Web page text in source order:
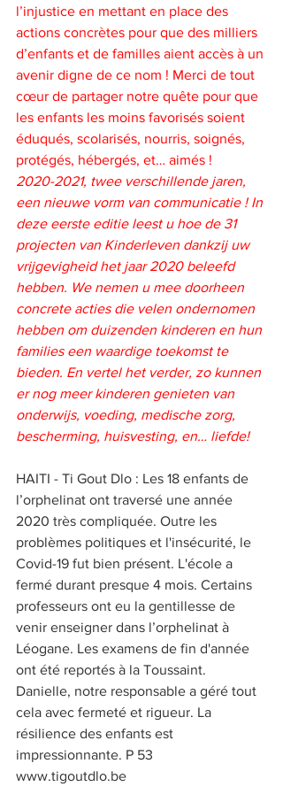
l’injustice en mettant en place des
actions concrètes pour que des milliers
d’enfants et de familles aient accès à un
avenir digne de ce nom ! Merci de tout
cœur de partager notre quête pour que
les enfants les moins favorisés soient
éduqués, scolarisés, nourris, soignés,
protégés, hébergés, et… aimés !
2020-2021, twee verschillende jaren,
een nieuwe vorm van communicatie ! In
deze eerste editie leest u hoe de 31
projecten van Kinderleven dankzij uw
vrijgevigheid het jaar 2020 beleefd
hebben. We nemen u mee doorheen
concrete acties die velen ondernomen
hebben om duizenden kinderen en hun
families een waardige toekomst te
bieden. En vertel het verder, zo kunnen
er nog meer kinderen genieten van
onderwijs, voeding, medische zorg,
bescherming, huisvesting, en… liefde!
HAITI - Ti Gout Dlo : Les 18 enfants de
l’orphelinat ont traversé une année
2020 très compliquée. Outre les
problèmes politiques et l'insécurité, le
Covid-19 fut bien présent. L'école a
fermé durant presque 4 mois. Certains
professeurs ont eu la gentillesse de
venir enseigner dans l’orphelinat à
Léogane. Les examens de fin d'année
ont été reportés à la Toussaint.
Danielle, notre responsable a géré tout
cela avec fermeté et rigueur. La
résilience des enfants est
impressionnante. P 53
www.tigoutdlo.be